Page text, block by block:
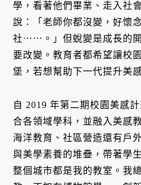
學，看著他們畢業、走入社
說：「老師你都沒變，好懷
社⋯⋯。」但蛻變是成長的
要改變。教育者都希望讓校
堡，若想幫助下一代提升美
自 2019 年第二期校園美感
合各領域學科，並融入美感
海洋教育、社區營造還有戶
與美學素養的堆疊，帶著學
整個城市都是我的教室。我